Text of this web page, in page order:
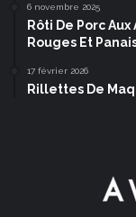
6 novembre 2025
Rôti De Porc
Rouges Et
17 février 2026
Rillettes De